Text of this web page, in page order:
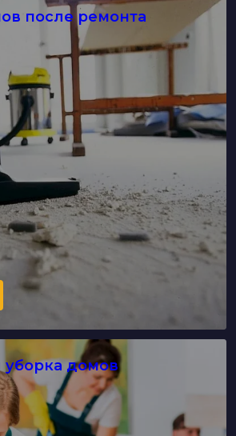
после ремонта
уборка домов